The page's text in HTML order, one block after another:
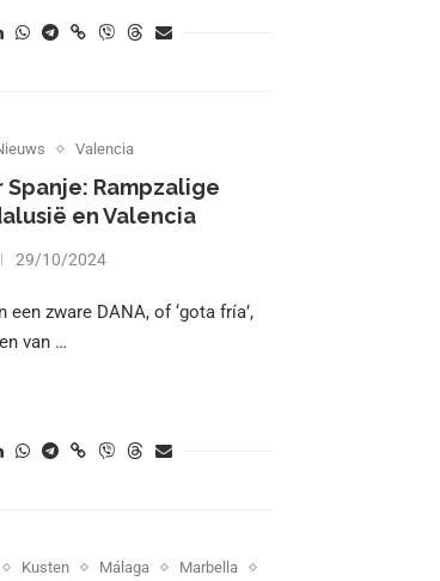
Valencia
Rampzalige
en Valencia
29/10/2024
zware DANA, of ‘gota fría’,
van …
Kusten Málaga
Marbella